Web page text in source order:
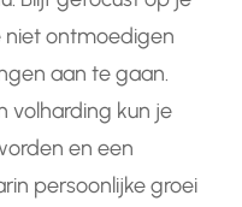
niet ontmoedigen
aan te gaan.
volharding kun je
en een
persoonlijke groei